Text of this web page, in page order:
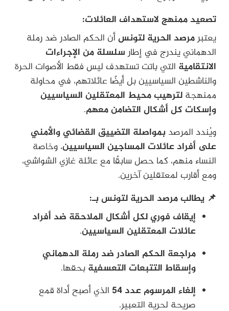
تصعيد ممنهج لاستهداف العائلات:
يعتبرمرصد الحرية لتونسأن الحكم الصادر ضد رملة
الدهماني يندرج في إطارسلسلة من الإجراءات
الانتقامية التي باتت تستهدف ليس فقط الأصوات الحرة
والناشطين السياسيين بل أيضًا عائلاتهم، في محاولة
ممنهجة لترهيب محيط المعتقلين السياسيين
وإسكات كل أشكال التضامن معهم.
ويُندد المرصد بمواصلة التضييق القضائي والأمني
على أفراد عائلات المساجين السياسيين، وخاصة
النساء منهم، كما حصل سابقًا مع عائلة غازي الشواشي،
ومع أقارب لمعتقلين آخرين.
📌 يطالب مرصد الحرية لتونس بـ:
إيقاف فوري لكل أشكال الملاحقة ضد أفراد
عائلات المعتقلين السياسيين.
مراجعة الحكم الصادر ضد رملة الدهماني
وإسقاط التتبعات التعسفية بحقها.
إلغاء المرسوم عدد 54
الذي أصبح أداة قمع
صريحة لحرية التعبير.